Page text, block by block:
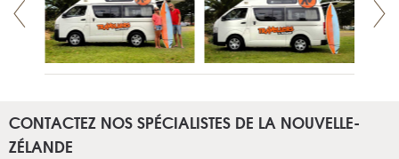
CONTACTEZ NOS SPÉCIALISTES DE LA NOUVELLE-
ZÉLANDE